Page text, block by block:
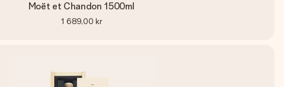
Moët et Chandon 1500ml
1 689,00 kr